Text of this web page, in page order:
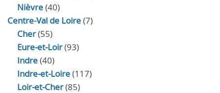
Nièvre(40)
Centre-Val de Loire(7)
Cher(55)
Eure‑et‑Loir(93)
Indre(40)
Indre‑et‑Loire(117)
Loir‑et‑Cher(85)